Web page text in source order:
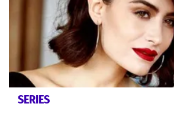
SERIES